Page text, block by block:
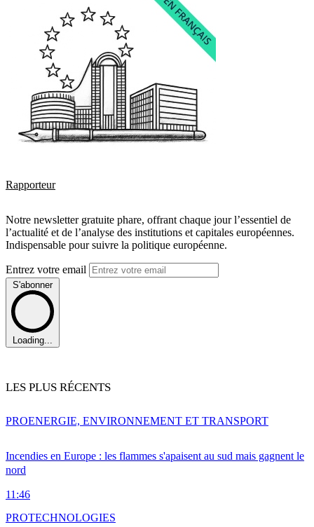
Rapporteur
Notre newsletter gratuite phare, offrant chaque jour l’essentiel de
l’actualité et de l’analyse des institutions et capitales européennes.
Indispensable pour suivre la politique européenne.
Entrez votre email
S'abonner
Loading...
LES PLUS RÉCENTS
Incendies en Europe : les flammes s'apaisent au sud mais gagnent le
nord
11:46
PROENERGIE, ENVIRONNEMENT ET TRANSPORT
PROTECHNOLOGIES